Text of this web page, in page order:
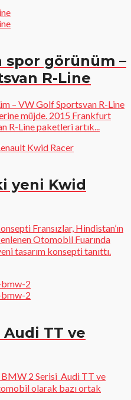
spor görünüm –
R-Line
– VW Golf Sportsvan R-Line
müjde. 2015 Frankfurt
R-Line paketleri artık...
yeni Kwid
Fransızlar, Hindistan’ın
Otomobil Fuarında
tasarım konsepti tanıttı.
Audi TT ve
BMW 2 Serisi Audi TT ve
olarak bazı ortak